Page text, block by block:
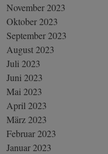
November 2023
Oktober 2023
September 2023
August 2023
Juli 2023
Juni 2023
Mai 2023
April 2023
März 2023
Februar 2023
Januar 2023